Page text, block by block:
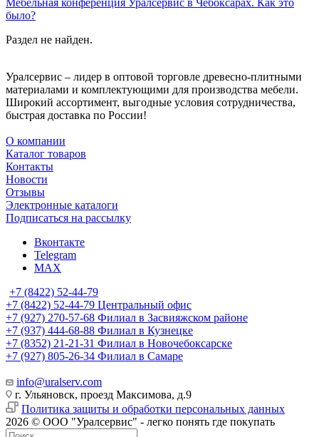
Мебельная конференция Уралсервис в Чебоксарах. Как это
было?
Раздел не найден.
Уралсервис – лидер в оптовой торговле древесно-плитными
материалами и комплектующими для производства мебели.
Широкий ассортимент, выгодные условия сотрудничества,
быстрая доставка по России!
О компании
Каталог товаров
Контакты
Новости
Отзывы
Электронные каталоги
Подписаться на рассылку
Вконтакте
Telegram
MAX
+7 (8422) 52-44-79
+7 (8422) 52-44-79 Центральный офис
+7 (927) 270-57-68 Филиал в Засвияжском районе
+7 (937) 444-68-88 Филиал в Кузнецке
+7 (8352) 21-21-31 Филиал в Новочебоксарске
+7 (927) 805-26-34 Филиал в Самаре
info@uralserv.com
г. Ульяновск, проезд Максимова, д.9
Политика защиты и обработки персональных данных
2026 © ООО "Уралсервис" - легко понять где покупать